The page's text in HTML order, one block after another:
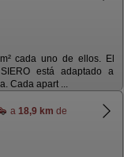
cada uno de ellos. El
está adaptado a
Cada apart ...
a 18,9 km de